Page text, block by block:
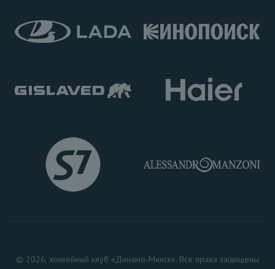
© 2026, хоккейный клуб «Динамо-Минск». Все права защищены